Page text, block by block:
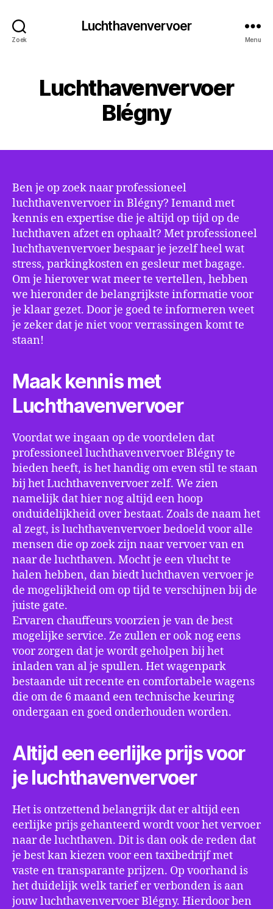
Zoek
Luchthavenvervoer
Menu
Luchthavenvervoer
Blégny
Ben je op zoek naar professioneel
luchthavenvervoer in Blégny? Iemand met
kennis en expertise die je altijd op tijd op de
luchthaven afzet en ophaalt? Met professioneel
luchthavenvervoer bespaar je jezelf heel wat
stress, parkingkosten en gesleur met bagage.
Om je hierover wat meer te vertellen, hebben
we hieronder de belangrijkste informatie voor
je klaar gezet. Door je goed te informeren weet
je zeker dat je niet voor verrassingen komt te
staan!
Maak kennis met
Luchthavenvervoer
Voordat we ingaan op de voordelen dat
professioneel luchthavenvervoer Blégny te
bieden heeft, is het handig om even stil te staan
bij het Luchthavenvervoer zelf. We zien
namelijk dat hier nog altijd een hoop
onduidelijkheid over bestaat. Zoals de naam het
al zegt, is luchthavenvervoer bedoeld voor alle
mensen die op zoek zijn naar vervoer van en
naar de luchthaven. Mocht je een vlucht te
halen hebben, dan biedt luchthaven vervoer je
de mogelijkheid om op tijd te verschijnen bij de
juiste gate.
Ervaren chauffeurs voorzien je van de best
mogelijke service. Ze zullen er ook nog eens
voor zorgen dat je wordt geholpen bij het
inladen van al je spullen. Het wagenpark
bestaande uit recente en comfortabele wagens
die om de 6 maand een technische keuring
ondergaan en goed onderhouden worden.
Altijd een eerlijke prijs voor
je luchthavenvervoer
Het is ontzettend belangrijk dat er altijd een
eerlijke prijs gehanteerd wordt voor het vervoer
naar de luchthaven. Dit is dan ook de reden dat
je best kan kiezen voor een taxibedrijf met
vaste en transparante prijzen. Op voorhand is
het duidelijk welk tarief er verbonden is aan
jouw luchthavenvervoer Blégny. Hierdoor ben